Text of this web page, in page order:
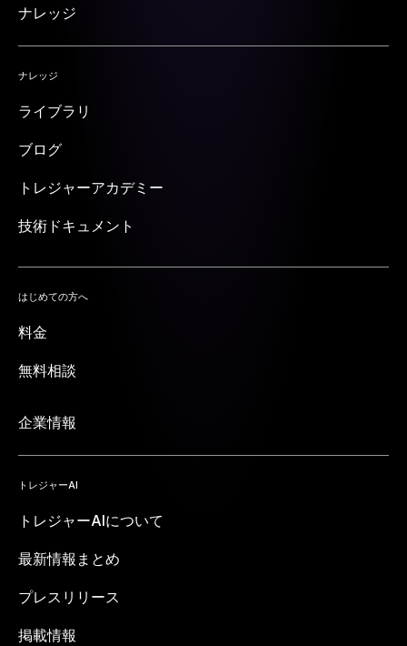
ナレッジ
ナレッジ
ライブラリ
ブログ
トレジャーアカデミー
技術ドキュメント
はじめての方へ
料金
無料相談
企業情報
トレジャーAI
トレジャーAIについて
最新情報まとめ
プレスリリース
掲載情報